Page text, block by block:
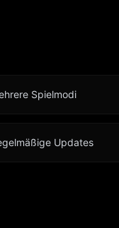
Spielmodi
Updates